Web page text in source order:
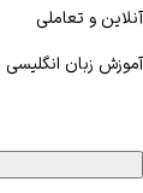
آنلاین و تعاملی
آموزش زبان